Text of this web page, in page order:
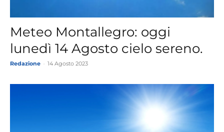
Meteo Montallegro: oggi
lunedì 14 Agosto cielo sereno.
Redazione 14 Agosto 2023